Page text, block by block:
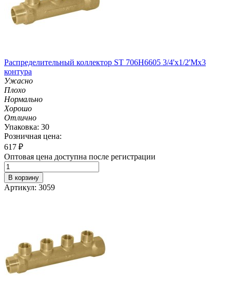
Распределительный коллектор ST 706H6605 3/4'х1/2'Мх3
контура
Ужасно
Плохо
Нормально
Хорошо
Отлично
Упаковка: 30
Розничная цена:
617 ₽
Оптовая цена доступна после регистрации
В корзину
Артикул: 3059